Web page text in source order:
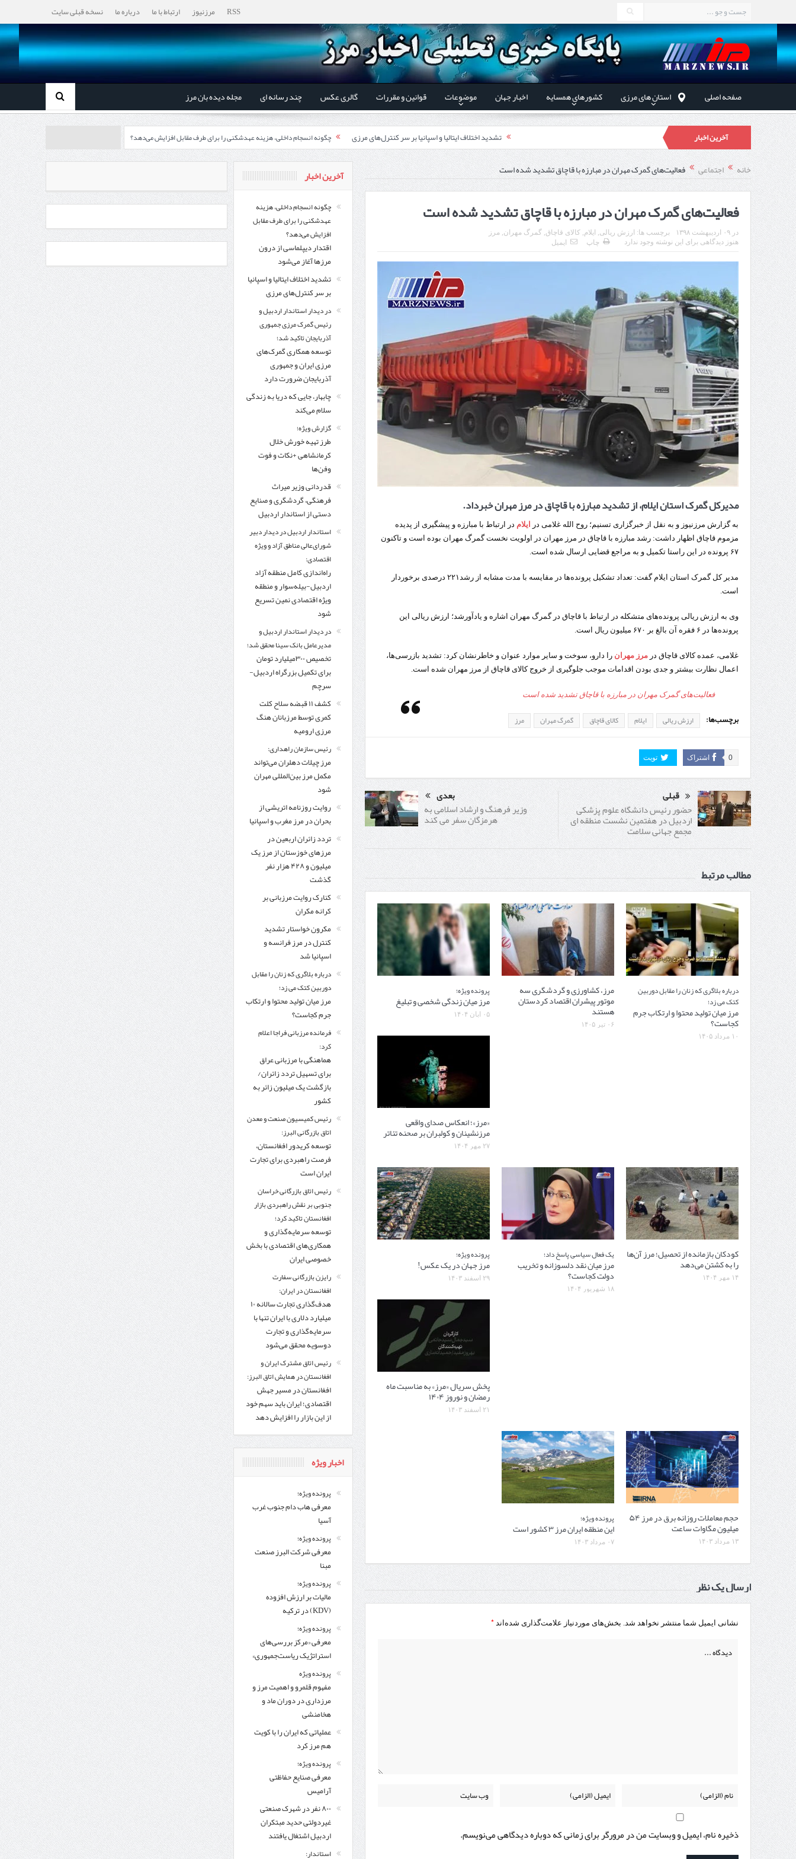
RSS مرزنیوز ارتباط با ما درباره ما نسخه قبلی سایت
صفحه اصلی استان های مرزی کشورهای همسایه اخبار جهان موضوعات قوانین و مقررات گالری عکس چند رسانه ای مجله دیده بان مرز
آخرین اخبار چگونه انسجام داخلی، هزینه عهدشکنی را برای طرف مقابل افزایش می‌دهد؟
اقتدار دیپلماسی از درون مرزها آغاز می‌شود
تشدید اختلاف ایتالیا و اسپانیا بر سر کنترل‌های مرزی
در دیدار استاندار اردبیل و رئیس گمرک مرزی جمهوری آذربایجان تاکید شد؛
توسعه همکاری گمرک‌های مرزی ایران و جمهوری آذربایجان ضرورت دارد
چابهار، جایی که دریا به زندگی سلام می‌کند
طرز تهیه خورش خلال کرمانشاهی +نکات و فوت وفن‌ها
قدردانی وزیر میراث فرهنگی، گردشگری و صنایع دستی از استاندار اردبیل
استاندار اردبیل در دیدار دبیر شورای‌عالی مناطق آزاد و ویژه اقتصادی:
راه‌اندازی کامل منطقه آزاد اردبیل-بیله‌سوار و منطقه ویژه اقتصادی نمین تسریع شود
در دیدار استاندار اردبیل و مدیرعامل بانک سینا محقق شد؛
تخصیص ۳۰۰میلیارد تومان برای تکمیل بزرگراه اردبیل-سرچم
مرز چیلات دهلران می‌تواند مکمل مرز بین‌المللی مهران شود
خانه اجتماعی فعالیت‌های گمرک مهران در مبارزه با قاچاق تشدید شده است
فعالیت‌های گمرک مهران در مبارزه با قاچاق تشدید شده است
در۰۹ اردیبهشت ۱۳۹۸ برچسب ها: ارزش ریالی, ایلام,کالای قاچاق,گمرگ مهران,مرز‌
هنوز دیدگاهی برای این نوشته وجود ندارد
چاپ ایمیل
مدیرکل گمرک استان ایلام، از تشدید مبارزه با قاچاق در مرز مهران خبرداد.
به گزارش مرزنیوز و به نقل از خبرگزاری تسنیم؛ روح الله غلامی در ایلام در ارتباط با مبارزه و پیشگیری از پدیده
مزموم قاچاق اظهار داشت: رشد مبارزه با قاچاق در مرز مهران در اولویت نخست گمرگ مهران بوده است و تاکنون
۶۷ پرونده در این راستا تکمیل و به مراجع قضایی ارسال شده است.
مدیر کل گمرک استان ایلام گفت: تعداد تشکیل پرونده‌ها در مقایسه با مدت مشابه از رشد۲۲۱ درصدی برخوردار
است.
وی به ارزش ریالی پرونده‌های متشکله در ارتباط با قاچاق در گمرگ مهران اشاره و یادآورشد؛ ارزش ریالی این
پرونده‌ها در ۶ فقره آن بالغ بر ۶۷۰ میلیون ریال است.
غلامی، عمده کالای قاچاق در مرز مهران را دارو، سوخت و سایر موارد عنوان و خاطرنشان کرد: تشدید بازرسی‌ها،
اعمال نظارت بیشتر و جدی بودن اقدامات موجب جلوگیری از خروج کالای قاچاق از مرز مهران شده است.
فعالیت‌های گمرک مهران در مبارزه با قاچاق تشدید شده است
برچسب‌ها: ارزش ریالی ایلام کالای قاچاق گمرگ مهران مرز‌
اشتراک 0 تویت
قبلی
حضور رئیس دانشگاه علوم پزشکی
اردبیل در هفتمین نشست منطقه ای
مجمع جهانی سلامت
بعدی
وزیر فرهنگ و ارشاد اسلامی به
هرمزگان سفر می کند
مطالب مرتبط
درباره بلاگری که زنان را مقابل دوربین
کتک می زد؛
مرز میان تولید محتوا و ارتکاب جرم
کجاست؟
۱۰ مرداد ۱۴۰۵
مرز، کشاورزی و گردشگری سه
موتور پیشران اقتصاد کردستان
هستند
۰۶ تیر ۱۴۰۵
پرونده ویژه؛
مرز میان زندگی شخصی و تبلیغ
۰۵ آبان ۱۴۰۴
«مرز»؛ انعکاس صدای واقعی
مرزنشینان و کولبران بر صحنه تئاتر
۲۷ مهر ۱۴۰۴
کودکان بازمانده از تحصیل؛ مرز آن‌ها
را به کشتن می‌دهد
۱۴ مهر ۱۴۰۴
یک فعال سیاسی پاسخ داد؛
مرز میان نقد دلسوزانه و تخریب
دولت کجاست؟
۱۸ شهریور ۱۴۰۴
پرونده ویژه؛
مرز جهان در یک عکس!
۲۹ اسفند ۱۴۰۳
پخش سریال «مرز» به مناسبت ماه
رمضان و نوروز ۱۴۰۴
۲۱ اسفند ۱۴۰۳
حجم معاملات روزانه برق در مرز ۵۴
میلیون مگاوات ساعت
۱۳ مرداد ۱۴۰۳
پرونده ویژه؛
این منطقه ایران مرز ۳ کشور است
۰۷ مرداد ۱۴۰۳
ارسال یک نظر
نشانی ایمیل شما منتشر نخواهد شد. بخش‌های موردنیاز علامت‌گذاری شده‌اند*
ذخیره نام، ایمیل و وبسایت من در مرورگر برای زمانی که دوباره دیدگاهی می‌نویسم.
آخرین اخبار
چگونه انسجام داخلی، هزینه
عهدشکنی را برای طرف مقابل
افزایش می‌دهد؟
اقتدار دیپلماسی از درون
مرزها آغاز می‌شود
تشدید اختلاف ایتالیا و اسپانیا
بر سر کنترل‌های مرزی
در دیدار استاندار اردبیل و
رئیس گمرک مرزی جمهوری
آذربایجان تاکید شد؛
توسعه همکاری گمرک‌های
مرزی ایران و جمهوری
آذربایجان ضرورت دارد
چابهار، جایی که دریا به زندگی
سلام می‌کند
گزارش ویژه؛
طرز تهیه خورش خلال
کرمانشاهی +نکات و فوت
وفن‌ها
قدردانی وزیر میراث
فرهنگی، گردشگری و صنایع
دستی از استاندار اردبیل
استاندار اردبیل در دیدار دبیر
شورای‌عالی مناطق آزاد و ویژه
اقتصادی:
راه‌اندازی کامل منطقه آزاد
اردبیل-بیله‌سوار و منطقه
ویژه اقتصادی نمین تسریع
شود
در دیدار استاندار اردبیل و
مدیرعامل بانک سینا محقق شد؛
تخصیص ۳۰۰میلیارد تومان
برای تکمیل بزرگراه اردبیل-
سرچم
کشف ۱۱ قبضه سلاح کلت
کمری توسط مرزبانان هنگ
مرزی ارومیه
رئیس سازمان راهداری:
مرز چیلات دهلران می‌تواند
مکمل مرز بین‌المللی مهران
شود
روایت روزنامه اتریشی از
بحران در مرز مغرب و اسپانیا
تردد زائران اربعین در
مرزهای خوزستان از مرز یک
میلیون و ۴۲۸ هزار نفر
گذشت
کنارک روایت مرزبانی بر
کرانه مکران
مکرون خواستار تشدید
کنترل‌ در مرز فرانسه و
اسپانیا شد
درباره بلاگری که زنان را مقابل
دوربین کتک می زد؛
مرز میان تولید محتوا و ارتکاب
جرم کجاست؟
فرمانده مرزبانی فراجا اعلام
کرد:
هماهنگی با مرزبانی عراق
برای تسهیل تردد زائران/
بازگشت یک میلیون زائر به
کشور
رئیس کمیسیون صنعت و معدن
اتاق بازرگانی البرز:
توسعه کریدور افغانستان،
فرصت راهبردی برای تجارت
ایران است
رئیس اتاق بازرگانی خراسان
جنوبی بر نقش راهبردی بازار
افغانستان تاکید کرد؛
توسعه سرمایه‌گذاری و
همکاری‌های اقتصادی با بخش
خصوصی ایران
رایزن بازرگانی سفارت
افغانستان در ایران:
هدف‌گذاری تجارت سالانه ۱۰
میلیارد دلاری با ایران تنها با
سرمایه‌گذاری و تجارت
دوسویه محقق می‌شود
رئیس اتاق مشترک ایران و
افغانستان در همایش اتاق البرز:
افغانستان در مسیر جهش
اقتصادی؛ ایران باید سهم خود
از این بازار را افزایش دهد
اخبار ویژه
پرونده ویژه؛
معرفی هاب دام جنوب غرب
آسیا
پرونده ویژه؛
معرفی شركت البرز صنعت
مبنا
پرونده ویژه؛
مالیات بر ارزش افزوده
(KDV) در ترکیه
پرونده ویژه؛
معرفی «مرکز بررسی‌های
استراتژیک ریاست‌جمهوری»
پرونده ویژه
مفهوم قلمرو و اهمیت مرز و
مرزداری در دوران ماد و
هخامنشی
عملیاتی که ایران را با کویت
هم مرز کرد
پرونده ویژه؛
معرفی صنایع حفاظتی
آرامیس
۸۰۰ نفر در شهرک صنعتی
غیردولتی حدید مبتکران
اردبیل اشتغال یافتند
استاندار: